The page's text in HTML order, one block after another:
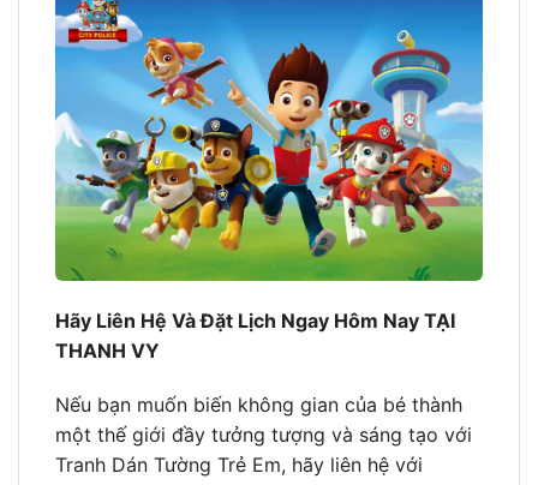
Hãy Liên Hệ Và Đặt Lịch Ngay Hôm Nay TẠI
THANH VY
Nếu bạn muốn biến không gian của bé thành
một thế giới đầy tưởng tượng và sáng tạo với
Tranh Dán Tường Trẻ Em, hãy liên hệ với